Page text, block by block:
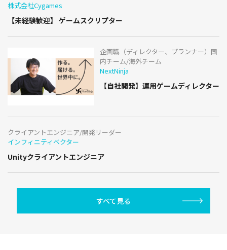
株式会社Cygames
【未経験歓迎】 ゲームスクリプター
企画職（ディレクター、プランナー）国
内チーム/海外チーム
NextNinja
【自社開発】運用ゲームディレクター
クライアントエンジニア/開発リーダー
インフィニティベクター
Unityクライアントエンジニア
すべて見る